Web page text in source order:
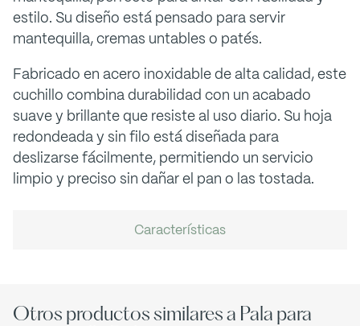
Características
estilo. Su diseño está pensado para servir
mantequilla, cremas untables o patés.
Fabricado en acero inoxidable de alta calidad, este
cuchillo combina durabilidad con un acabado
suave y brillante que resiste al uso diario. Su hoja
redondeada y sin filo está diseñada para
deslizarse fácilmente, permitiendo un servicio
limpio y preciso sin dañar el pan o las tostada.
Otros productos similares a Pala para